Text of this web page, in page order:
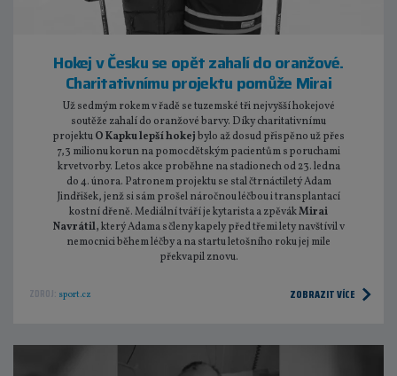
Hokej v Česku se opět zahalí do oranžové.
Charitativnímu projektu pomůže Mirai
Už sedmým rokem v řadě se tuzemské tři nejvyšší hokejové
soutěže zahalí do oranžové barvy. Díky charitativnímu
projektuO Kapku lepší hokejbylo až dosud přispěno už přes
7,3 milionu korun na pomoc dětským pacientům s poruchami
krvetvorby. Letos akce proběhne na stadionech od 23. ledna
do 4. února. Patronem projektu se stal čtrnáctiletý Adam
Jindřišek, jenž si sám prošel náročnou léčbou i transplantací
kostní dřeně. Mediální tváří je kytarista a zpěvákMirai
Navrátil,který Adama s členy kapely před třemi lety navštívil v
nemocnici během léčby a na startu letošního roku jej mile
překvapil znovu.
ZDROJ: sport.cz ZOBRAZIT VÍCE